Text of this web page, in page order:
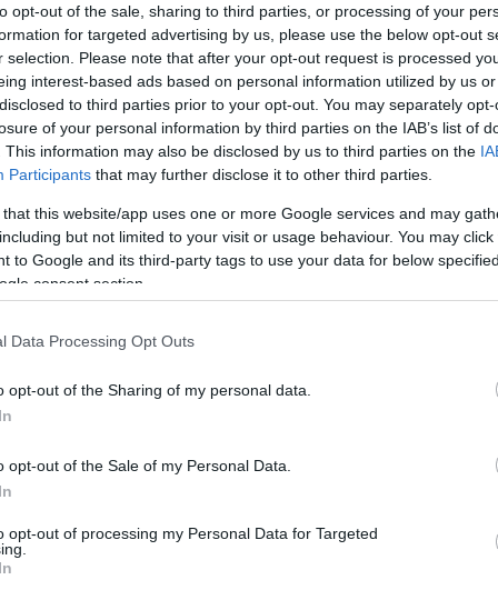
opt-out of the sale, sharing to third parties, or processing of your
for targeted advertising by us, please use the below opt-out
selection. Please note that after your opt-out request is processed
interest-based ads based on personal information utilized by us
to third parties prior to your opt-out. You may separately
of your personal information by third parties on the IAB’s list of
This information may also be disclosed by us to third parties on the
Participants that may further disclose it to other third parties.
that this website/app uses one or more Google services and may
but not limited to your visit or usage behaviour. You may
to Google and its third-party tags to use your data for below
consent section.
Data Processing Opt Outs
opt-out of the Sharing of my personal data.
opt-out of the Sale of my Personal Data.
opt-out of processing my Personal Data for Targeted
lesz a szereposztás (kettő is
Magyar operában nemigen lépett még föl
Ilona ,Kiss B. Atilla, de a másik szereposztás
vagy a bécsi Staatsoper sztárjával,
kedvenceit is,Gábor Gézát,Réti Attilát.
Bánk bán
B. ATILLA/BÁNDI JÁNOS
ILONA/KESZEI BORBÁLA
/ WIEDEMANN BERNADETT
ISTVÁN/NYÁRI ZOLTÁN
SÁNDOR
GÉZA ALTORJAY TAMÁS
TOVÁBBÁ
ZENEKAR,